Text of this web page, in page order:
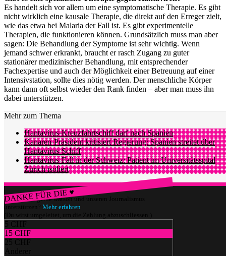
Es handelt sich vor allem um eine symptomatische Therapie. Es gibt
nicht wirklich eine kausale Therapie, die direkt auf den Erreger zielt,
wie das etwa bei Malaria der Fall ist. Es gibt experimentelle
Therapien, die funktionieren können. Grundsätzlich muss man aber
sagen: Die Behandlung der Symptome ist sehr wichtig. Wenn
jemand schwer erkrankt, braucht er rasch Zugang zu guter
stationärer medizinischer Behandlung, mit entsprechender
Fachexpertise und auch der Möglichkeit einer Betreuung auf einer
Intensivstation, sollte dies nötig werden. Der menschliche Körper
kann dann oft selbst wieder den Rank finden – aber man muss ihn
dabei unterstützen.
Mehr zum Thema
Hantavirus-Kreuzfahrtschiff darf nach Spanien
Kanaren-Präsident kritisiert Regierung: Spanien streitet über
Hantavirus-Schiff
Hantavirus-Fall in der Schweiz: Patient im Universitätsspital
Zürich isoliert
DANKE FÜR DIE ♥
Würdest du gerne watson und unseren Journalismus
unterstützen? Mehr erfahren
(Du wirst umgeleitet, um die Zahlung abzuschliessen.)
5 CHF
15 CHF
25 CHF
Anderer